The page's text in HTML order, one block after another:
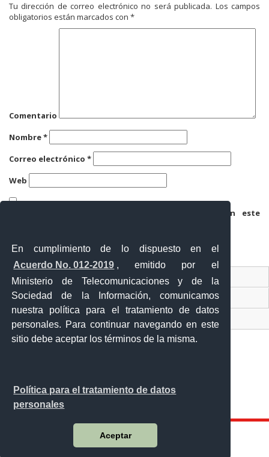
En cumplimiento de lo dispuesto en el
Acuerdo No. 012-2019 , emitido por el
Ministerio de Telecomunicaciones y de la
Sociedad de la Información, comunicamos
nuestra política para el tratamiento de datos
personales. Para continuar navegando en este
sitio debe aceptar los términos de la misma.
Política para el tratamiento de datos
personales
Aceptar
Tu dirección de correo electrónico no será publicada. Los campos
obligatorios están marcados con *
Comentario
Nombre*
Correo electrónico *
Web
Guarda mi nombre, correo electrónico y web en este
Contacto Ciudadano
Ventanilla Única de Comercio Exterior
Sistema Nacional de Información (SNI)
Calle 12 de febrero y Vicente Rocafuerte
Orellana - Ecuador